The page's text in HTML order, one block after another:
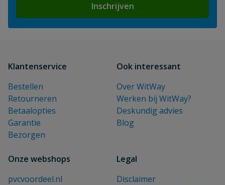
Inschrijven
Klantenservice
Bestellen
Retourneren
Betaalopties
Garantie
Bezorgen
Ook interessant
Over WitWay
Werken bij WitWay?
Deskundig advies
Blog
Onze webshops
pvcvoordeel.nl
Legal
Disclaimer